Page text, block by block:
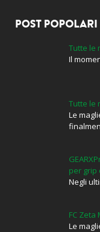
POST POPOLARI
Tutte le
Il
Tutte le
Le
per grip
Negli
FC Zeta
Le